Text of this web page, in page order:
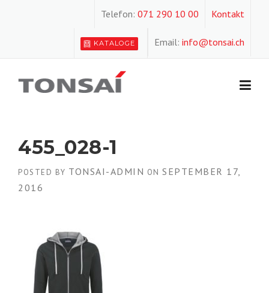
Kontakt
Telefon: 071 290 10 00
Email: info@tonsai.ch
KATALOGE
455_028-1
POSTED BY TONSAI-ADMIN ON SEPTEMBER 17,
2016